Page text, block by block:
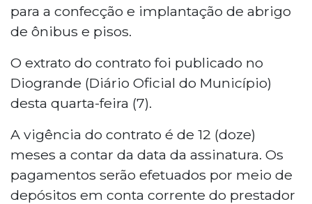
para a confecção e implantação de abrigo
de ônibus e pisos.
O extrato do contrato foi publicado no
Diogrande (Diário Oficial do Município)
desta quarta-feira (7).
A vigência do contrato é de 12 (doze)
meses a contar da data da assinatura. Os
pagamentos serão efetuados por meio de
depósitos em conta corrente do prestador